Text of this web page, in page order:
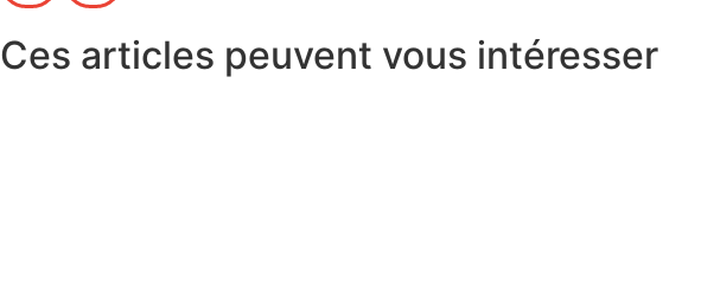
Ces articles peuvent vous intéresser